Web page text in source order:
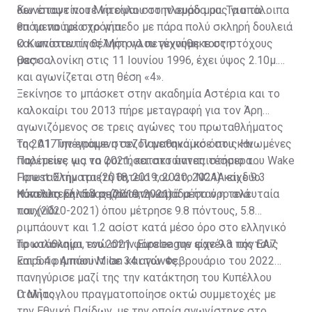
δεν έπαψε ποτέ να είναι στο πλευρό μου. Τα υπόλοιπα
θα τα πούμε στο γήπεδο με πάρα πολύ σκληρή δουλειά
και απίστευτη θέληση να πετύχουμε τους στόχους
μας».
Κωνσταντίνου Μήτογλου στην ομάδα μας για τα
επόμενα τρία χρόνια.
Ο Κωνσταντίνος Μήτογλου γεννήθηκε στη
Θεσσαλονίκη στις 11 Ιουνίου 1996, έχει ύψος 2.10μ.
και αγωνίζεται στη θέση «4».
Ξεκίνησε το μπάσκετ στην ακαδημία Αστέρια και το
καλοκαίρι του 2013 πήρε μεταγραφή για τον Άρη
αγωνιζόμενος σε τρεις αγώνες του πρωταθλήματος
της Α1. Την επόμενη σεζόν μετακόμισε στις Ηνωμένες
Πολιτείες για να φοιτήσει στο πανεπιστήμιο του Wake
Forest. Στην τριετή θητεία του στο NCAA είχε 9.3
πόντους και 5.4 ριμπάουντ κατά μέσο όρο ανά
παιχνίδι.
Το 2017 υπέγραψε στον Παναθηναϊκό όπου και
παρέμεινε ως το 2021, κατακτώντας τέσσερα
Πρωταθλήματα (2018, 2019, 2020, 2021) και δύο
Κύπελλα Ελλάδας (2019, 2021).
Η καλύτερή του σεζόν στην ομάδα ήταν η τελευταία
του (2020-2021) όπου μέτρησε 9.8 πόντους, 5.8
ριμπάουντ και 1.2 ασίστ κατά μέσο όρο στο ελληνικό
πρωτάθλημα, ενώ στην Euroleague είχε 9.3 πόντους
και 5.4 ριμπάουντ σε 34 αγώνες.
Το καλοκαίρι του 2021 φόρεσε την φανέλα της EA7
Emporio Armani Milan και τον Φεβρουάριο του 2022
πανηγύρισε μαζί της την κατάκτηση του Κυπέλλου
Ιταλίας.
Ο Μήτογλου πραγματοποίησε οκτώ συμμετοχές με